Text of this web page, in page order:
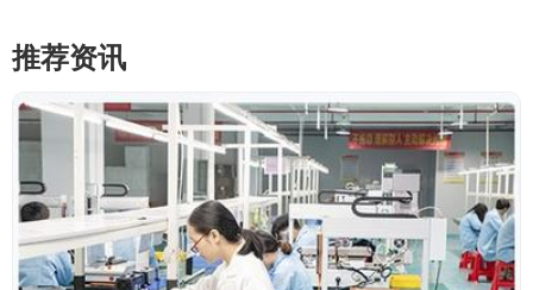
推荐资讯